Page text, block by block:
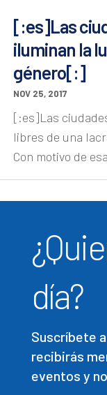
[:es]Las
iluminan la
género[:]
NOV 25, 2017
[:es]Las
libres de una
Con motivo de
día?
Suscríbete
recibirás
eventos y